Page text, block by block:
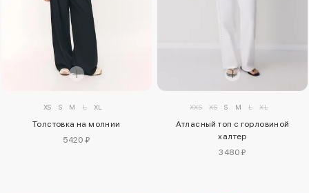
XS S M L XL
Толстовка на молнии
5420 ₽
XXS XS S M L XL
Атласный топ с горловиной
халтер
3480 ₽